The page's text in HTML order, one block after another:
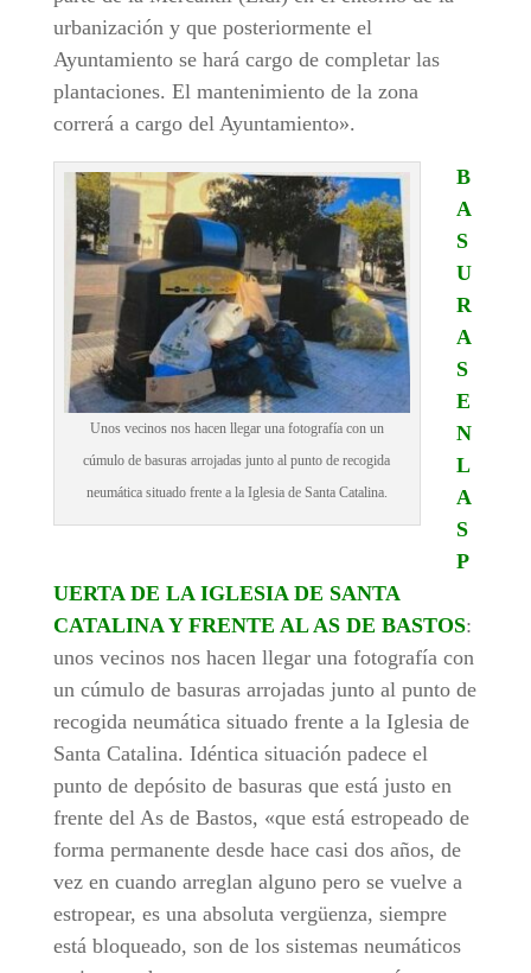
urbanización y que posteriormente el
Ayuntamiento se hará cargo de completar las
plantaciones. El mantenimiento de la zona
correrá a cargo del Ayuntamiento».
Unos vecinos nos hacen llegar una fotografía con un
cúmulo de basuras arrojadas junto al punto de recogida
neumática situado frente a la Iglesia de Santa Catalina.
B
A
S
U
R
A
S
E
N
L
A
S
P
UERTA DE LA IGLESIA DE SANTA
CATALINA Y FRENTE AL AS DE BASTOS:
unos vecinos nos hacen llegar una fotografía con
un cúmulo de basuras arrojadas junto al punto de
recogida neumática situado frente a la Iglesia de
Santa Catalina. Idéntica situación padece el
punto de depósito de basuras que está justo en
frente del As de Bastos, «que está estropeado de
forma permanente desde hace casi dos años, de
vez en cuando arreglan alguno pero se vuelve a
estropear, es una absoluta vergüenza, siempre
está bloqueado, son de los sistemas neumáticos